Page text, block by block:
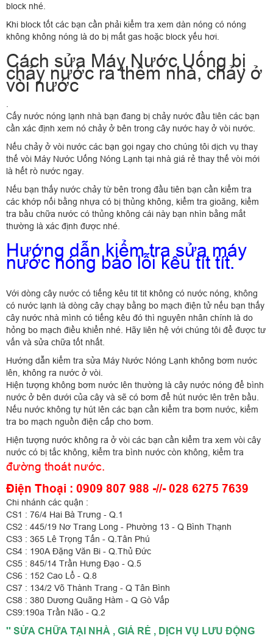
block nhé.
Khi block tốt các bạn cần phải kiểm tra xem dàn nóng có nóng
không không nóng là do bị mất gas hoặc block yếu hơi.
Cách sửa Máy Nước Uống bị
chảy nước ra thềm nhà, chảy ở
vòi nước
.
Cấy nước nóng lạnh nhà bạn đang bị chảy nước đầu tiên các bạn
cần xác định xem nó chảy ở bên trong cây nước hay ở vòi nước.
Nếu chảy ở vòi nước các bạn gọi ngay cho chúng tôi dịch vụ thay
thế vòi Máy Nước Uống Nóng Lạnh tại nhà giá rẻ thay thế vòi mới
là hết rò nước ngay.
Nếu bạn thấy nước chảy từ bên trong đầu tiên bạn cần kiểm tra
các khớp nối bằng nhựa có bị thủng không, kiểm tra gioăng, kiểm
tra bầu chữa nước có thủng không cái này bạn nhìn bằng mắt
thường là xác định được nhé.
Hướng dẫn kiểm tra sửa máy
nước nóng báo lỗi kêu tít tít.
Với dòng cây nước có tiếng kêu tit tit không có nước nóng, không
có nước lạnh là dòng cây chạy bằng bo mạch điện tử nếu bạn thấy
cây nước nhà mình có tiếng kêu đó thì nguyên nhân chính là do
hỏng bo mạch điều khiển nhé. Hãy liên hệ với chúng tôi để được tư
vấn và sửa chữa tốt nhất.
Hướng dẫn kiểm tra sửa Máy Nước Nóng Lạnh không bơm nước
lên, không ra nước ở vòi.
Hiện tượng không bơm nước lên thường là cây nước nóng để bình
nước ở bên dưới của cây và sẽ có bơm để hút nước lên trên bầu.
Nếu nước không tự hút lên các bạn cần kiểm tra bơm nước, kiểm
tra bo mạch nguồn điện cấp cho bơm.
Hiện tượng nước không ra ở vòi các bạn cần kiểm tra xem vòi cây
nước có bị tắc không, kiểm tra bình nước còn không, kiểm tra
đường thoát nước.
Điện Thoại : 0909 807 988 -//- 028 6275 7639
Chi nhánh các quận :
CS1 : 76/4 Hai Bà Trưng - Q.1
CS2 : 445/19 Nơ Trang Long - Phường 13 - Q Bình Thạnh
CS3 : 365 Lê Trọng Tấn - Q.Tân Phú
CS4 : 190A Đặng Văn Bi - Q.Thủ Đức
CS5 : 845/14 Trần Hưng Đạo - Q.5
CS6 : 152 Cao Lổ - Q.8
CS7 : 134/2 Võ Thành Trang - Q Tân Bình
CS8 : 380 Dương Quãng Hàm - Q Gò Vấp
CS9:190a Trần Não - Q.2
'' SỬA CHỮA TẠI NHÀ , GIÁ RẺ , DỊCH VỤ LƯU ĐỘNG